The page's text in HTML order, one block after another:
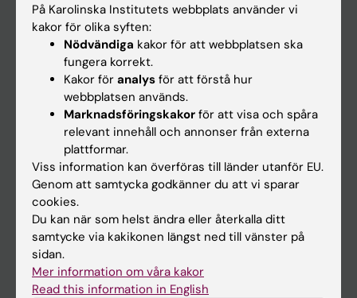
Utbildning
Forskarutbildning
Forskning
Nyheter
Kalender
Student
Ladok
Canvas
På Karolinska Institutets webbplats använder vi
kakor för olika syften:
Nödvändiga kakor för att webbplatsen ska
fungera korrekt.
Kakor för analys för att förstå hur
webbplatsen används.
Marknadsföringskakor för att visa och spåra
relevant innehåll och annonser från externa
plattformar.
Viss information kan överföras till länder utanför EU.
Genom att samtycka godkänner du att vi sparar
cookies.
Du kan när som helst ändra eller återkalla ditt
samtycke via kakikonen längst ned till vänster på
sidan.
Mer information om våra kakor
Read this information in English